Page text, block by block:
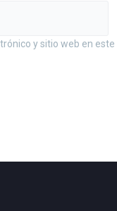
y sitio web en